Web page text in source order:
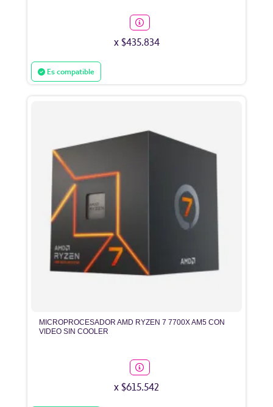
x $435.834
Es compatible
MICROPROCESADOR AMD RYZEN 7 7700X AM5 CON
VIDEO SIN COOLER
x $615.542